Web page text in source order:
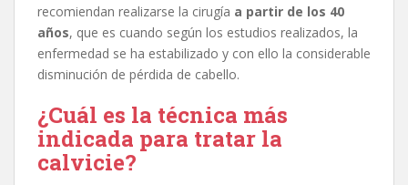
recomiendan realizarse la cirugía a partir de los 40
años, que es cuando según los estudios realizados, la
enfermedad se ha estabilizado y con ello la considerable
disminución de pérdida de cabello.
¿Cuál es la técnica más
indicada para tratar la
calvicie?